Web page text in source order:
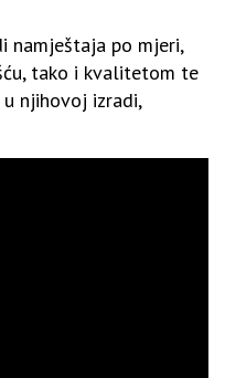
namještaja po mjeri,
tako i kvalitetom te
njihovoj izradi,